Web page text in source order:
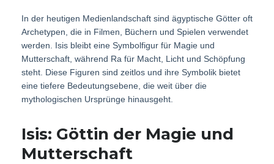
In der heutigen Medienlandschaft sind ägyptische Götter oft
Archetypen, die in Filmen, Büchern und Spielen verwendet
werden. Isis bleibt eine Symbolfigur für Magie und
Mutterschaft, während Ra für Macht, Licht und Schöpfung
steht. Diese Figuren sind zeitlos und ihre Symbolik bietet
eine tiefere Bedeutungsebene, die weit über die
mythologischen Ursprünge hinausgeht.
Isis: Göttin der Magie und
Mutterschaft